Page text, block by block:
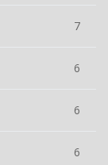
7
6
6
6